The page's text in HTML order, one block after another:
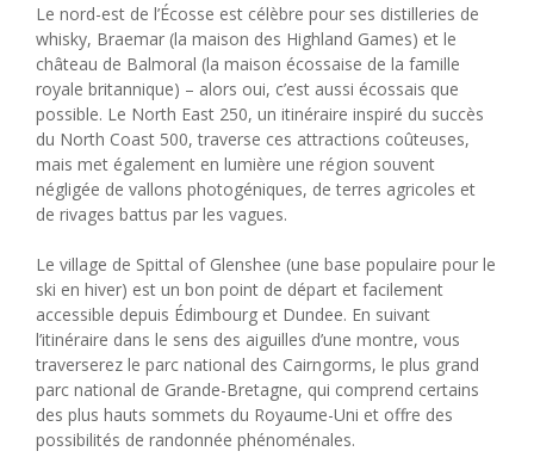
Le nord-est de l’Écosse est célèbre pour ses distilleries de
whisky, Braemar (la maison des Highland Games) et le
château de Balmoral (la maison écossaise de la famille
royale britannique) – alors oui, c’est aussi écossais que
possible. Le North East 250, un itinéraire inspiré du succès
du North Coast 500, traverse ces attractions coûteuses,
mais met également en lumière une région souvent
négligée de vallons photogéniques, de terres agricoles et
de rivages battus par les vagues.
Le village de Spittal of Glenshee (une base populaire pour le
ski en hiver) est un bon point de départ et facilement
accessible depuis Édimbourg et Dundee. En suivant
l’itinéraire dans le sens des aiguilles d’une montre, vous
traverserez le parc national des Cairngorms, le plus grand
parc national de Grande-Bretagne, qui comprend certains
des plus hauts sommets du Royaume-Uni et offre des
possibilités de randonnée phénoménales.